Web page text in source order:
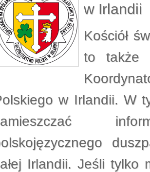
w Irlandii
Kościół
to także
w Irlandii. W
Irlandii. Jeśli tylko